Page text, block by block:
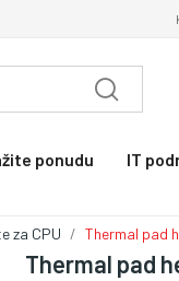
ponudu IT
za CPU Thermal pad
Thermal pad